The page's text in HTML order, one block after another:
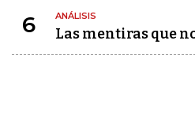
6 ANÁLISIS
Las mentiras que